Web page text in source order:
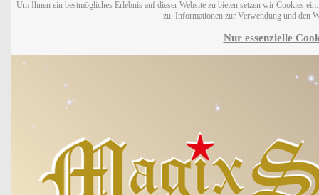
Um Ihnen ein bestmögliches Erlebnis auf dieser Website zu bieten setzen wir Cookies
zu. Informationen zur Verwendung und den
Nur essenzielle